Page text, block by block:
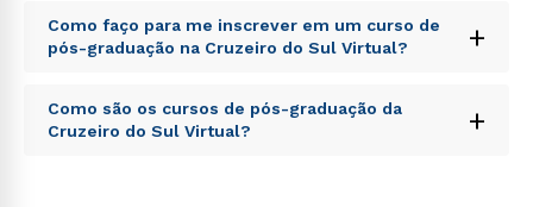
Sed ut perspiciatis unde omnis iste natus error sit
voluptatem accusantium doloremque laudantium,
totam rem aperiam, eaque ipsa quae ab illo inventore
explicabo. Nemo enim ipsam voluptatem quia
voluptas sit aspernatur aut odit aut fugit, sed quia
Como faço para me inscrever em um curso de
pós-graduação na Cruzeiro do Sul Virtual?
+
Sed ut perspiciatis unde omnis iste natus error sit
voluptatem accusantium doloremque laudantium,
Como são os cursos de pós-graduação da
Cruzeiro do Sul Virtual?
+